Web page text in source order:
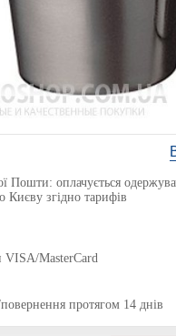
Пошти: оплачується
згідно тарифів
VISA/MasterCard
протягом 14 днів